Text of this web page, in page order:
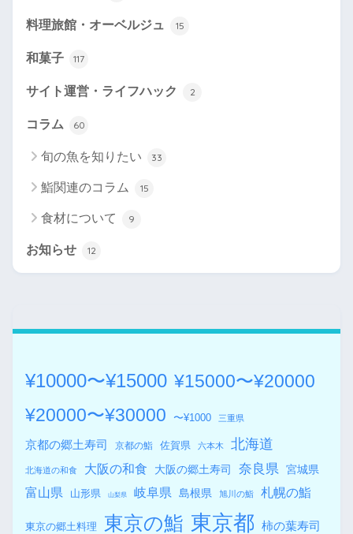
料理旅館・オーベルジュ 15
和菓子 117
サイト運営・ライフハック 2
コラム 60
旬の魚を知りたい 33
鮨関連のコラム 15
食材について 9
お知らせ 12
¥10000〜¥15000 ¥15000〜¥20000
¥20000〜¥30000
〜¥1000 三重県
京都の郷土寿司 京都の鮨 佐賀県 六本木 北海道
北海道の和食 大阪の和食 大阪の郷土寿司 奈良県 宮城県
富山県 山形県 山梨県 岐阜県 島根県 旭川の鮨 札幌の鮨
東京の郷土料理 東京の鮨 東京都 柿の葉寿司